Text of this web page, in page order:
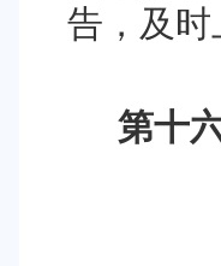
告，及时
第十